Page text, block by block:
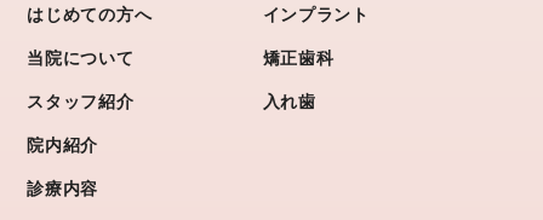
はじめての方へ
当院について
スタッフ紹介
院内紹介
診療内容
インプラント
矯正歯科
入れ歯